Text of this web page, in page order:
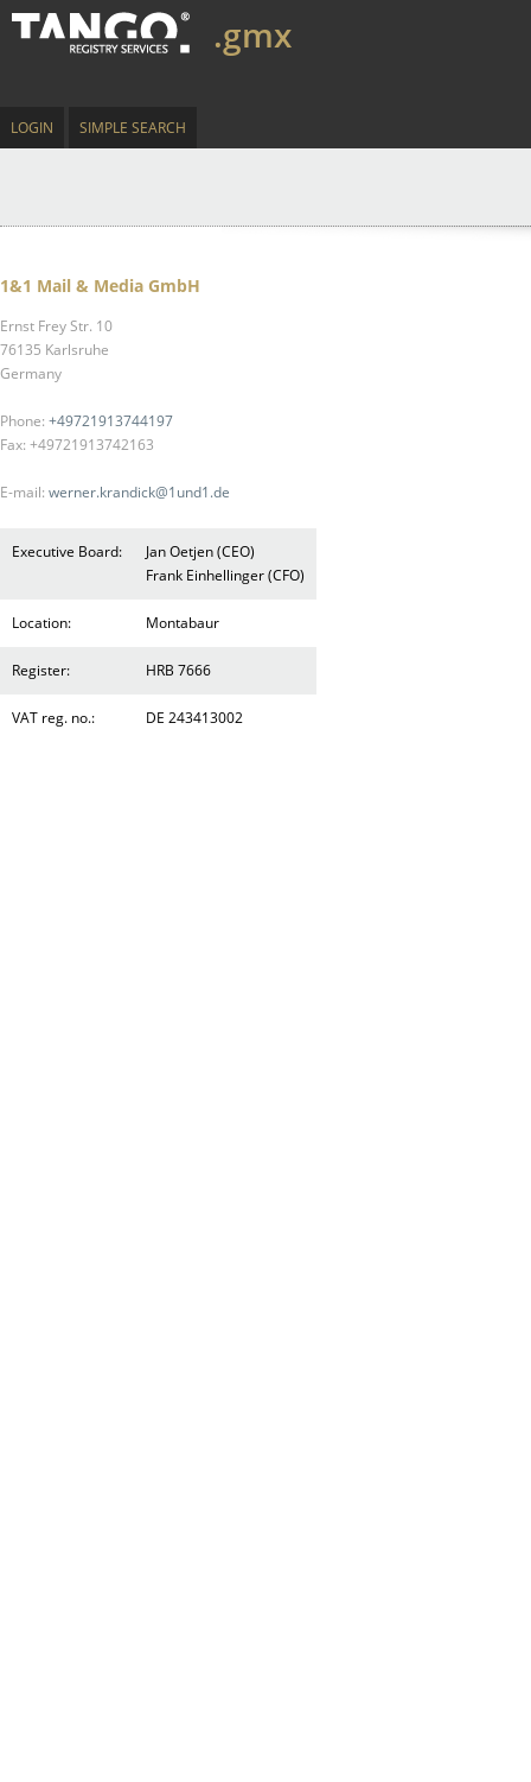
.gmx
LOGIN SIMPLE SEARCH
1&1 Mail & Media GmbH
Ernst Frey Str. 10
76135 Karlsruhe
Germany
Phone: +49721913744197
Fax: +49721913742163
E-mail: werner.krandick@1und1.de
Executive Board:
Jan Oetjen (CEO)
Frank Einhellinger (CFO)
Location: Montabaur
Register: HRB 7666
VAT reg. no.: DE 243413002